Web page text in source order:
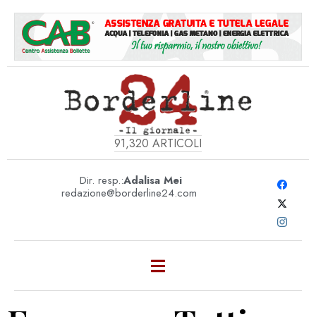
91,320 ARTICOLI
Dir. resp.:Adalisa Mei
redazione@borderline24.com